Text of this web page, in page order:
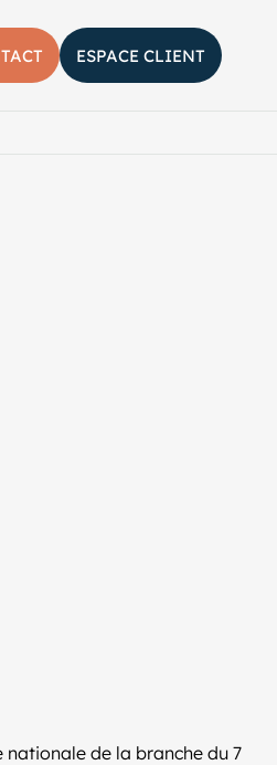
ESPACE CLIENT
nationale de la branche du 7